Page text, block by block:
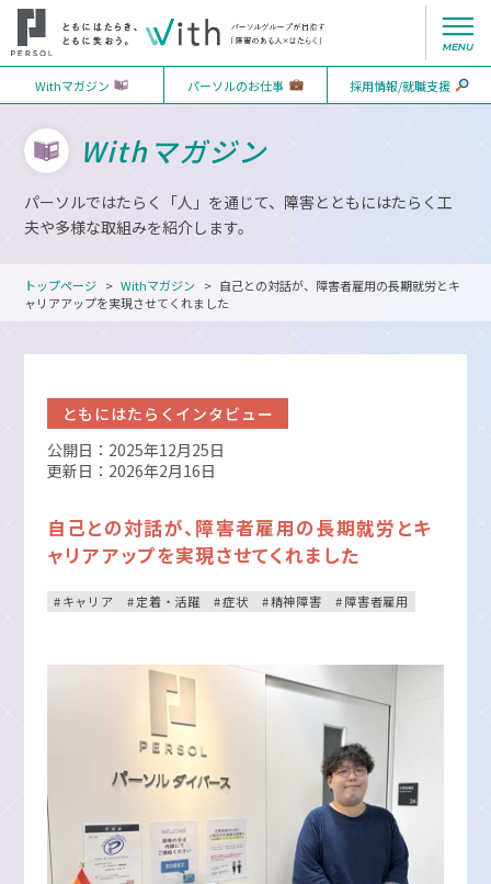
Withマガジン パーソルのお仕事 採用情報/就職支援
Withマガジン
パーソルではたらく「人」を通じて、障害とともにはたらく工
夫や多様な取組みを紹介します。
トップページ Withマガジン
自己との対話が、障害者雇用の長期就労とキ
ャリアアップを実現させてくれました
ともにはたらくインタビュー
公開日：2025年12月25日
更新日：2026年2月16日
自己との対話が、障害者雇用の長期就労とキ
ャリアアップを実現させてくれました
キャリア 定着・活躍 症状 精神障害 障害者雇用